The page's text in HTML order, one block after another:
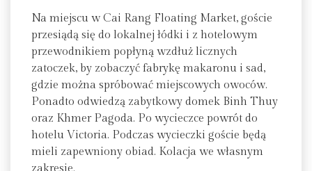
Na miejscu w Cai Rang Floating Market, goście
przesiądą się do lokalnej łódki i z hotelowym
przewodnikiem popłyną wzdłuż licznych
zatoczek, by zobaczyć fabrykę makaronu i sad,
gdzie można spróbować miejscowych owoców.
Ponadto odwiedzą zabytkowy domek Binh Thuy
oraz Khmer Pagoda. Po wycieczce powrót do
hotelu Victoria. Podczas wycieczki goście będą
mieli zapewniony obiad. Kolacja we własnym